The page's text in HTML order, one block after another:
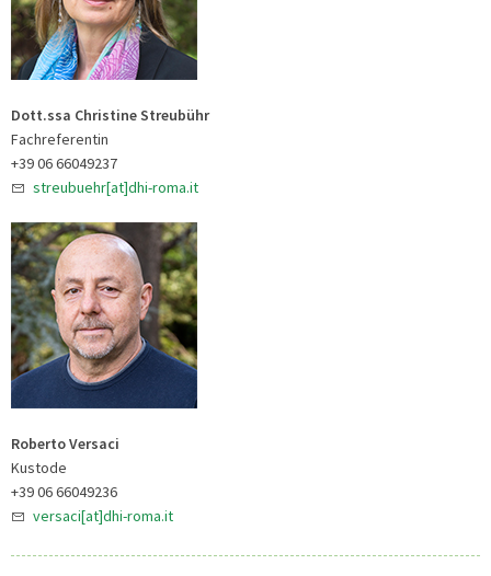
Dott.ssa Christine Streubühr
Fachreferentin
+39 06 66049237
streubuehr[at]dhi-roma.it
Roberto Versaci
Kustode
+39 06 66049236
versaci[at]dhi-roma.it